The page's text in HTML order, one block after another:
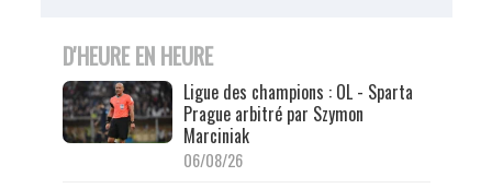
D'HEURE EN HEURE
Ligue des champions : OL - Sparta
Prague arbitré par Szymon
Marciniak
06/08/26